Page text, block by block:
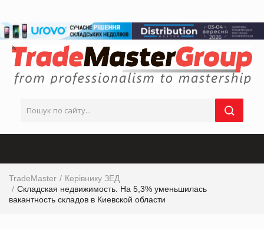
TradeMaster
Керівнику ЗЕД
Складская недвижимость. На 5,3% уменьшилась
вакантность складов в Киевской области